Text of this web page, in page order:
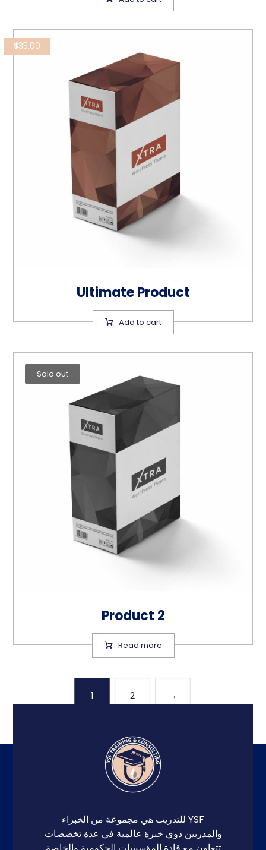
Ultimate Product
$35.00
Add to cart
Product 2
Sold out
Read more
1 2 →
YSF للتدريب هي مجموعة من الخبراء
والمدربين ذوي خبرة عالمية في عدة تخصصات